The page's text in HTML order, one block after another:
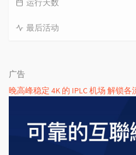
运行天数
最后活动
广告
晚高峰稳定 4K 的 IPLC 机场 解锁各